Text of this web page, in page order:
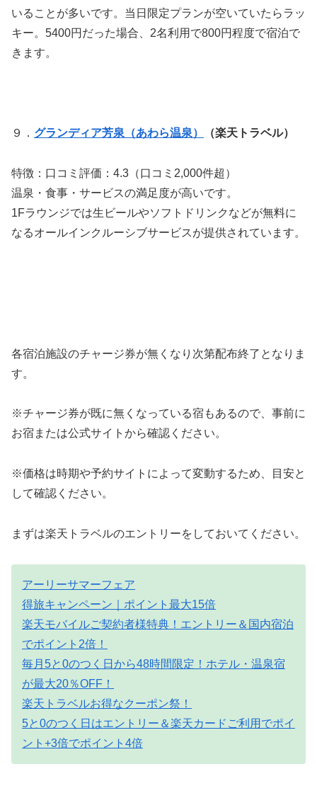
いることが多いです。当日限定プランが空いていたらラッ
キー。5400円だった場合、2名利用で800円程度で宿泊で
きます。
９． グランディア芳泉 （あわら温泉） （楽天トラベル）
特徴：口コミ評価：4.3（口コミ2,000件超）
温泉・食事・サービスの満足度が高いです。
1Fラウンジでは生ビールやソフトドリンクなどが無料に
なるオールインクルーシブサービスが提供されています。
各宿泊施設のチャージ券が無くなり次第配布終了となりま
す。
※チャージ券が既に無くなっている宿 もあるので、事前に
お宿または公式サイトから確認ください。
※価格は時期や予約サイトによって変動するため、目安と
して確認ください。
まずは楽天トラベルのエントリーをしておいてください。
アーリーサマーフェア
得旅キャンペーン｜ポイント最大15倍
楽天モバイルご契約者様特典！エントリー＆国内宿泊
でポイント2倍！
毎月5と0のつく日から48時間限定！ホテル・温泉宿
が最大20％OFF！
楽天トラベルお得なクーポン祭！
5と0のつく日はエントリー＆楽天カードご利用でポイ
ント+3倍でポイント4倍